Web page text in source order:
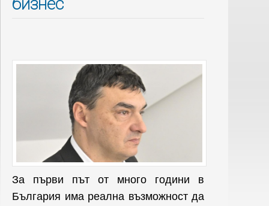
За първи път от много години в
България има реална възможност да